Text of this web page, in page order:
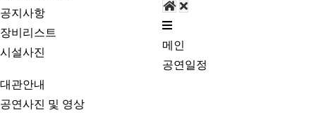
공지사항
장비리스트
시설사진
메인
공연일정
대관안내
공연사진 및 영상